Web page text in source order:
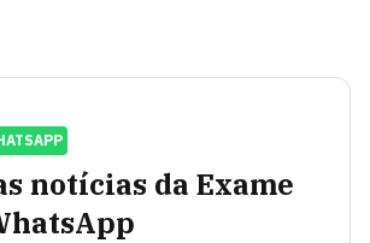
notícias da Exame